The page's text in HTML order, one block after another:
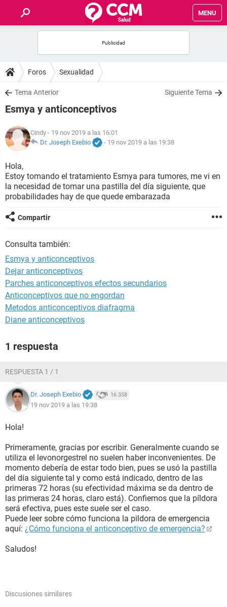
MENU
FOROS
SALUD
FAMILIA
NUTRICIÓN
BIENESTAR
SEXUALIDAD
GLOSARIO
Foros Sexualidad
Tema Anterior Siguiente Tema
Esmya y anticonceptivos
Cindy - 19 nov 2019 a las 16:01
Dr. Joseph Exebio
- 19 nov 2019 a las 19:38
Hola,
Estoy tomando el tratamiento Esmya para tumores, me vi en
la necesidad de tomar una pastilla del día siguiente, que
probabilidades hay de que quede embarazada
Compartir
Consulta también:
Esmya y anticonceptivos
Dejar anticonceptivos
Parches anticonceptivos efectos secundarios
Anticonceptivos que no engordan
Metodos anticonceptivos diafragma
Diane anticonceptivos
1 respuesta
RESPUESTA 1 / 1
Dr. Joseph Exebio 16.358
19 nov 2019 a las 19:38
Hola!
Primeramente, gracias por escribir. Generalmente cuando se
utiliza el levonorgestrel no suelen haber inconvenientes. De
momento debería de estar todo bien, pues se usó la pastilla
del día siguiente tal y como está indicado, dentro de las
primeras 72 horas (su efectividad máxima se da dentro de
las primeras 24 horas, claro está). Confiemos que la píldora
será efectiva, pues este suele ser el caso.
Puede leer sobre cómo funciona la pildora de emergencia
aquí: ¿Cómo funciona el anticonceptivo de emergencia?
Saludos!
Discusiones similares